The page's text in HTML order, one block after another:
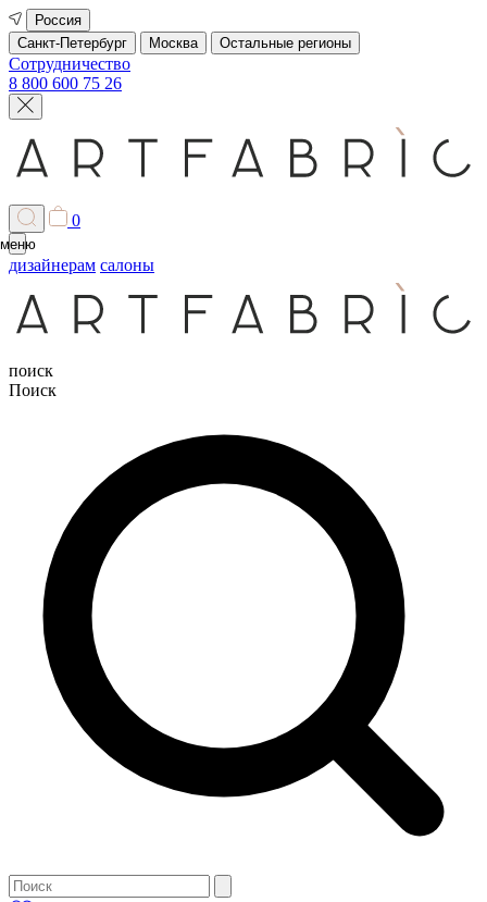
Россия
Санкт-Петербург
Москва Остальные регионы
Сотрудничество
8 800 600 75 26
0
меню
дизайнерам салоны
поиск
Поиск